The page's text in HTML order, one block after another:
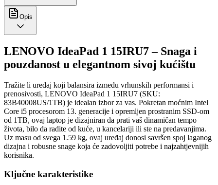
Opis
LENOVO IdeaPad 1 15IRU7 – Snaga i
pouzdanost u elegantnom sivoj kućištu
Tražite li uređaj koji balansira između vrhunskih performansi i
prenosivosti, LENOVO IdeaPad 1 15IRU7 (SKU:
83B40008US/1TB) je idealan izbor za vas. Pokretan moćnim Intel
Core i5 procesorom 13. generacije i opremljen prostranim SSD-om
od 1TB, ovaj laptop je dizajniran da prati vaš dinamičan tempo
života, bilo da radite od kuće, u kancelariji ili ste na predavanjima.
Uz masu od svega 1.59 kg, ovaj uređaj donosi savršen spoj laganog
dizajna i robusne snage koja će zadovoljiti potrebe i najzahtjevnijih
korisnika.
Ključne karakteristike